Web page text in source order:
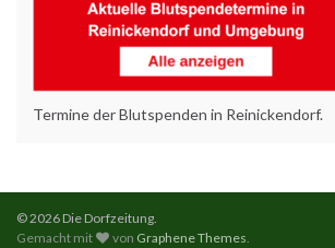
Termine der Blutspenden in Reinickendorf.
© 2026 Die Dorfzeitung.
Gemacht mit
von Graphene Themes.